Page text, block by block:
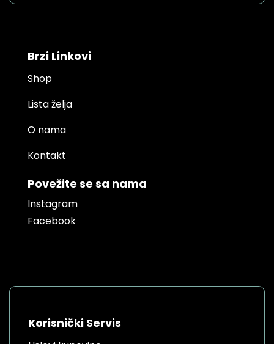
Brzi Linkovi
Shop
Lista želja
O nama
Kontakt
Povežite se sa nama
Instagram
Facebook
Korisnički Servis